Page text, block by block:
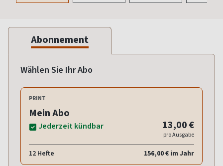
Abonnement
Wählen Sie Ihr Abo
PRINT
Mein Abo
Jederzeit kündbar 13,00 €
pro Ausgabe
12 Hefte 156,00 € im Jahr